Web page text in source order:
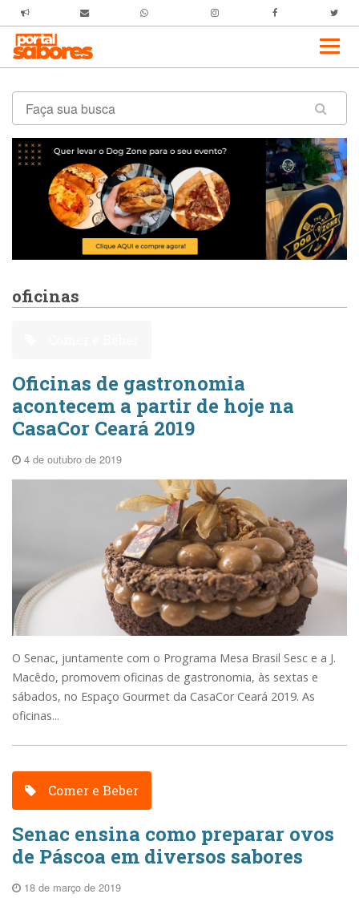
oficinas
Oficinas de gastronomia
acontecem a partir de hoje na
CasaCor Ceará 2019
4 de outubro de 2019
O Senac, juntamente com o Programa Mesa Brasil Sesc e a J.
Macêdo, promovem oficinas de gastronomia, às sextas e
sábados, no Espaço Gourmet da CasaCor Ceará 2019. As
oficinas...
Comer e Beber
Senac ensina como preparar ovos
de Páscoa em diversos sabores
18 de março de 2019